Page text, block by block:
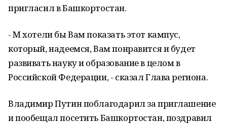
пригласил в Башкортостан.
- М хотели бы Вам показать этот кампус,
который, надеемся, Вам понравится и будет
развивать науку и образование в целом в
Российской Федерации, - сказал Глава региона.
Владимир Путин поблагодарил за приглашение
и пообещал посетить Башкортостан, поздравил